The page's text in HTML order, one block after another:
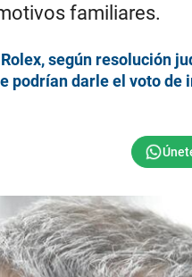
familiares.
según resolución
podrían darle el voto